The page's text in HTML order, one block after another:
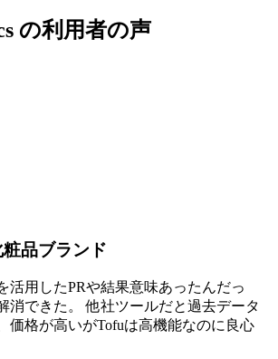
の利用者の声
品ブランド
活用したPRや結果意味あったんだっ
消できた。 他社ツールだと過去データ
価格が高いがTofuは高機能なのに良心